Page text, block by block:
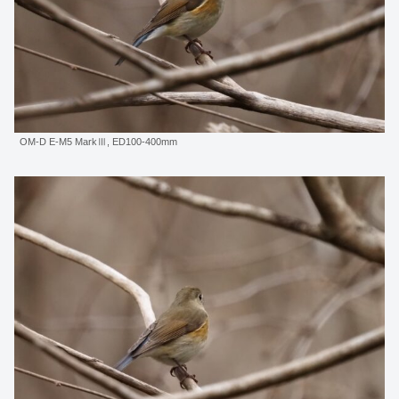
OM-D E-M5 MarkⅢ, ED100-400mm